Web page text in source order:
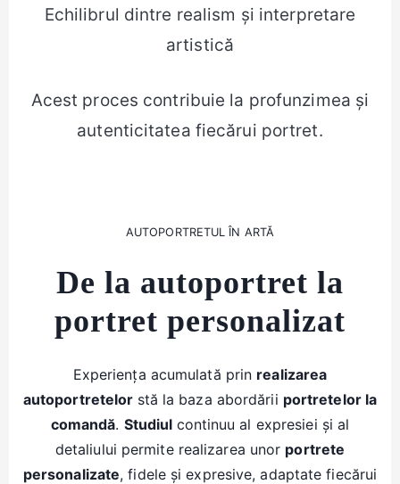
Echilibrul dintre realism și interpretare
artistică
Acest proces contribuie la profunzimea și
autenticitatea fiecărui portret.
AUTOPORTRETUL ÎN ARTĂ
De la autoportret la
portret personalizat
Experiența acumulată prin realizarea
autoportretelor stă la baza abordării portretelor la
comandă. Studiul continuu al expresiei și al
detaliului permite realizarea unor portrete
personalizate, fidele și expresive, adaptate fiecărui